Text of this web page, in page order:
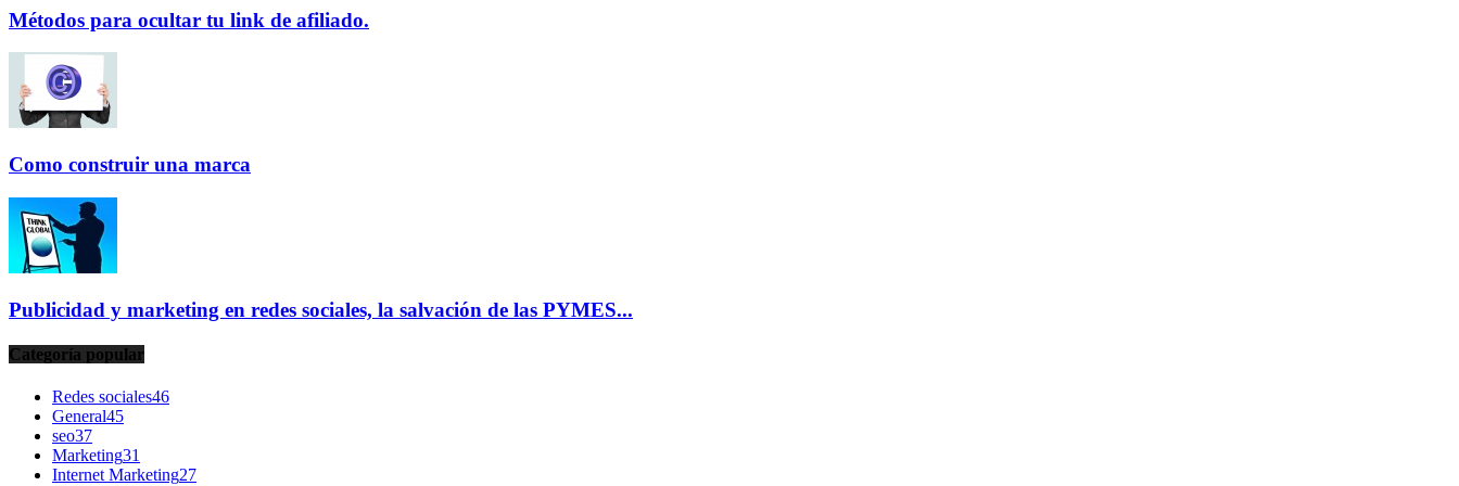
Métodos para ocultar tu link de afiliado.
Como construir una marca
Publicidad y marketing en redes sociales, la salvación de las PYMES...
Categoría popular
Redes sociales46
General45
seo37
Marketing31
Internet Marketing27